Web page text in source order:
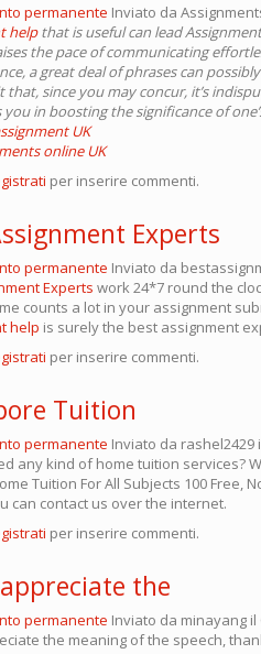
permanente Inviato da
helpthat is useful can lead
the pace of communicating
a great deal of phrases can
that, since you may concur, it’s
you in boosting the significance of
UK
online UK
per inserire commenti.
Experts
permanente Inviato da
Experts work 24*7 round the
counts a lot in your assignment
help is surely the best assignment
per inserire commenti.
Tuition
permanente Inviato da rashel2429
any kind of home tuition services?
Tuition For All Subjects 100 Free,
can contact us over the internet.
per inserire commenti.
the
permanente Inviato da minayang il
the meaning of the speech,